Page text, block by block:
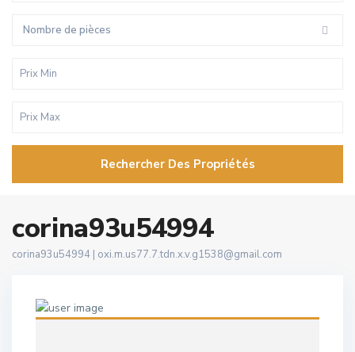
Nombre de pièces
Rechercher Des Propriétés
corina93u54994
corina93u54994 | oxi.m.us77.7.tdn.x.v.g1538@gmail.com